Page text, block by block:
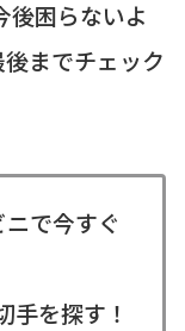
後困らないよ
までチェック
で今すぐ
手を探す！